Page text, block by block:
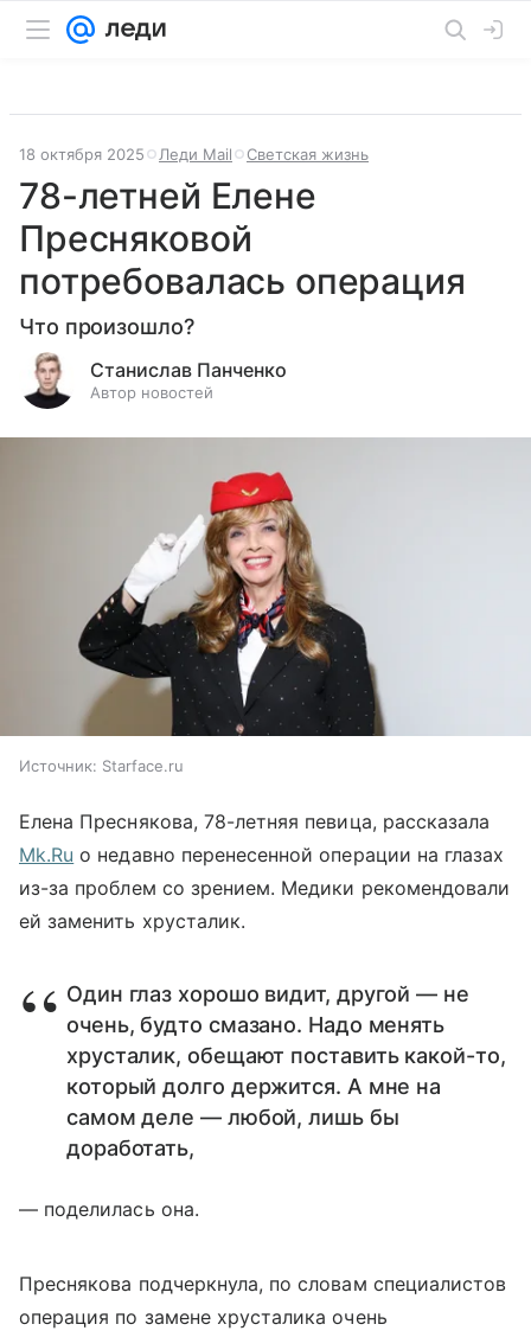
18 октября 2025 Леди Mail Светская жизнь
78-летней Елене
Пресняковой
потребовалась операция
Что произошло?
Станислав Панченко
Автор новостей
Источник: Starface.ru
Елена Преснякова, 78-летняя певица, рассказала
Mk.Ru о недавно перенесенной операции на глазах
из-за проблем со зрением. Медики рекомендовали
ей заменить хрусталик.
Один глаз хорошо видит, другой — не
очень, будто смазано. Надо менять
хрусталик, обещают поставить какой-то,
который долго держится. А мне на
самом деле — любой, лишь бы
доработать,
— поделилась она.
Преснякова подчеркнула, по словам специалистов
операция по замене хрусталика очень